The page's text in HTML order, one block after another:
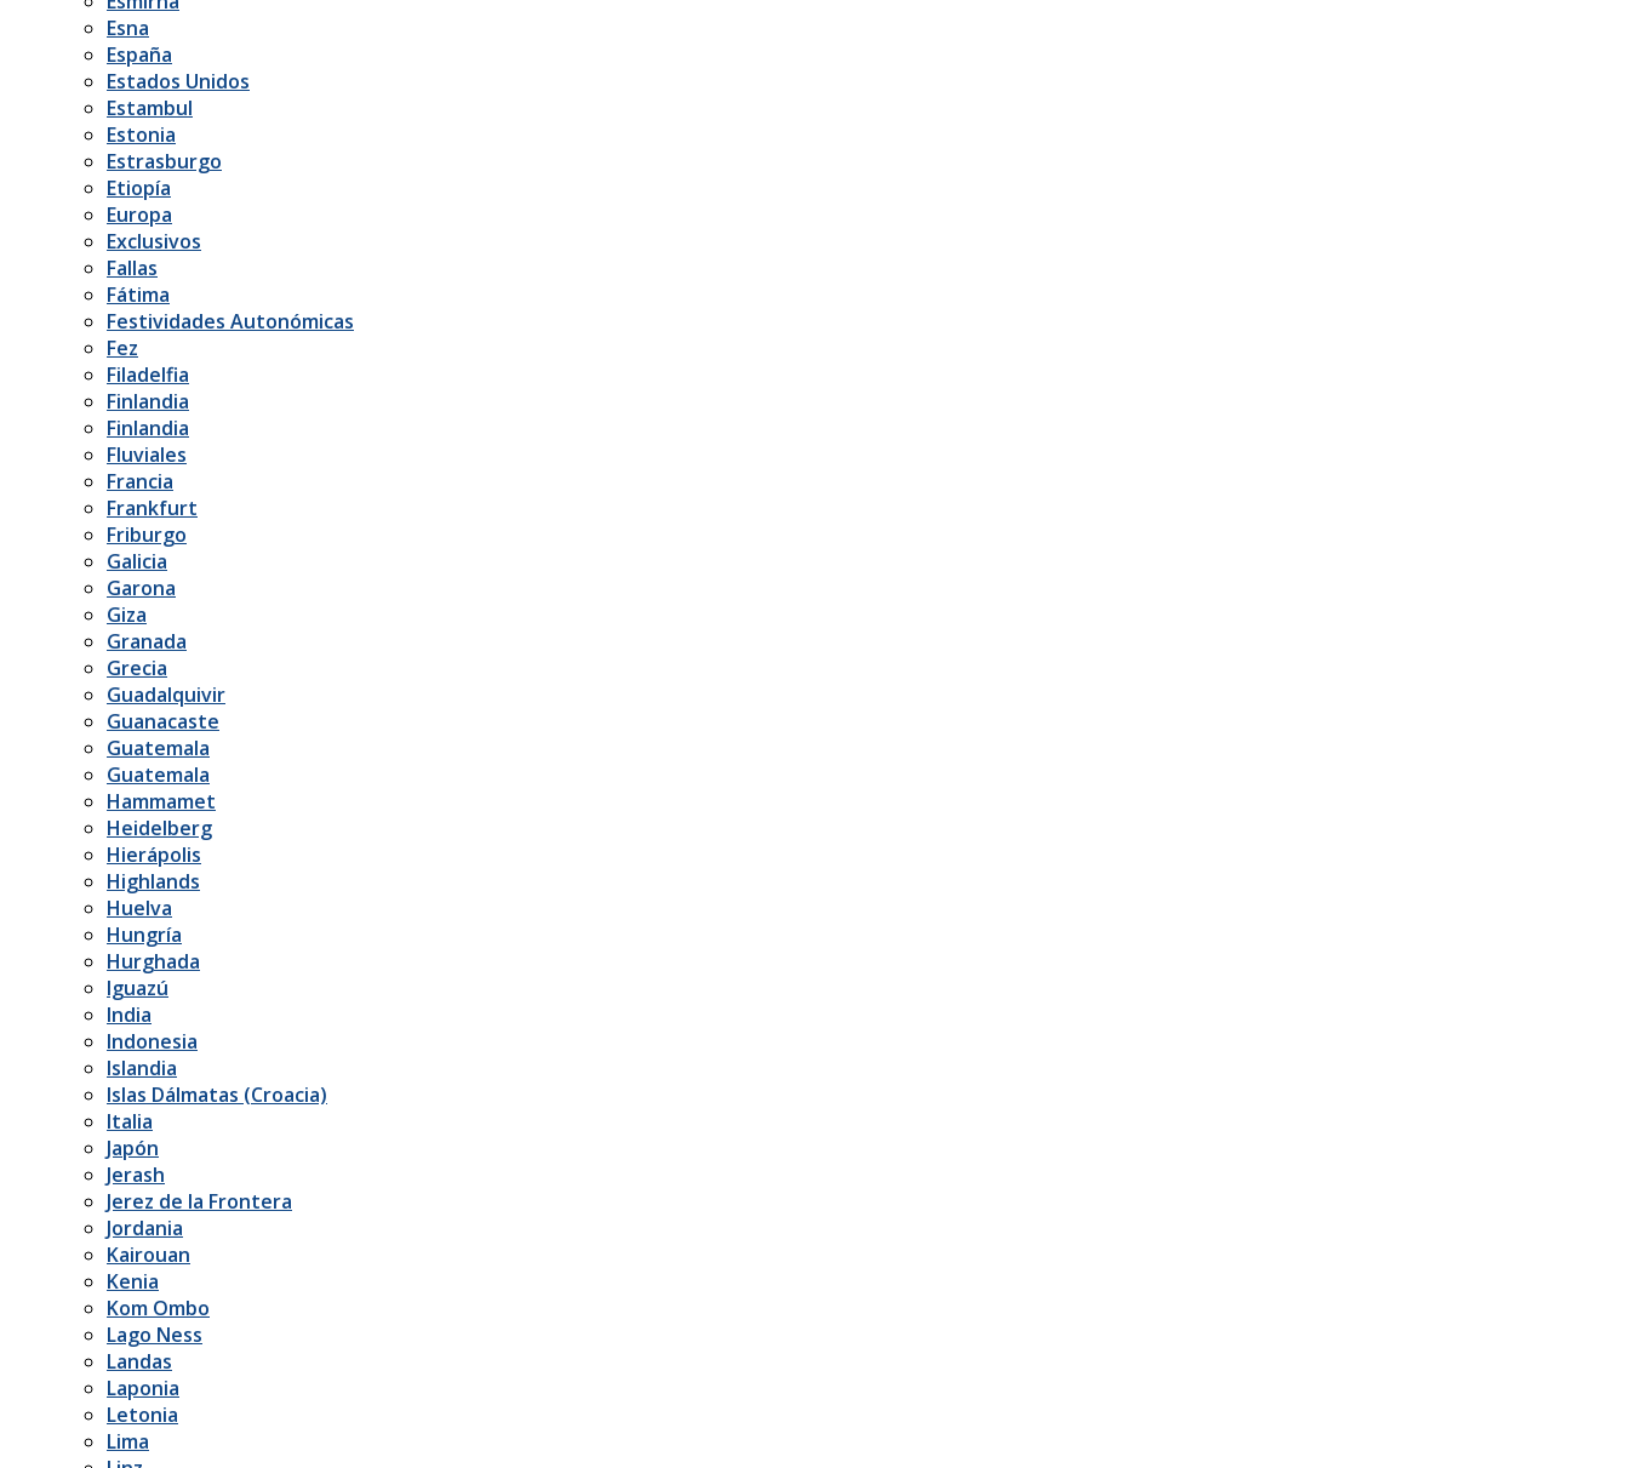
Esna
España
Estados Unidos
Estambul
Estonia
Estrasburgo
Etiopía
Europa
Exclusivos
Fallas
Fátima
Festividades Autonómicas
Fez
Filadelfia
Finlandia
Finlandia
Fluviales
Francia
Frankfurt
Friburgo
Galicia
Garona
Giza
Granada
Grecia
Guadalquivir
Guanacaste
Guatemala
Guatemala
Hammamet
Heidelberg
Hierápolis
Highlands
Huelva
Hungría
Hurghada
Iguazú
India
Indonesia
Islandia
Islas Dálmatas (Croacia)
Italia
Japón
Jerash
Jerez de la Frontera
Jordania
Kairouan
Kenia
Kom Ombo
Lago Ness
Landas
Laponia
Letonia
Lima